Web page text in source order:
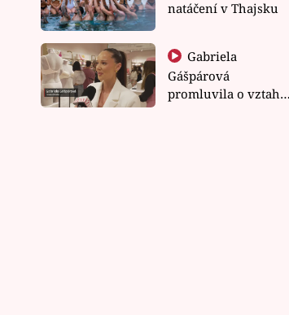
natáčení v Thajsku
Gabriela
Gášpárová
promluvila o vztahu